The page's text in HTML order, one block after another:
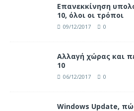
Επανεκκίνηση
10, όλοι οι τρόποι
09/12/2017 0
Αλλαγή χώρας και
10
06/12/2017 0
Windows Update,